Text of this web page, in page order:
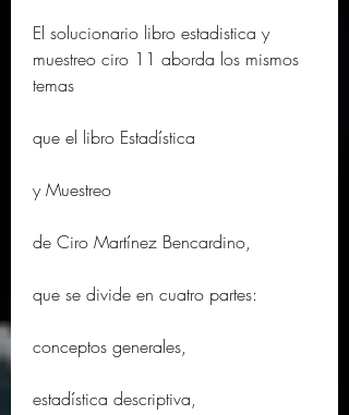
El solucionario libro estadistica y
muestreo ciro 11 aborda los mismos
temas
que el libro Estadística
y Muestreo
de Ciro Martínez Bencardino,
que se divide en cuatro partes:
conceptos generales,
estadística descriptiva,